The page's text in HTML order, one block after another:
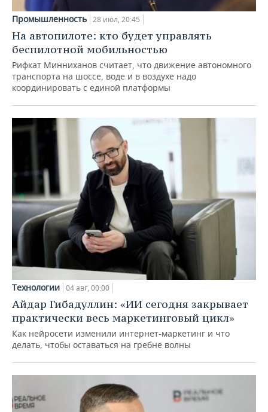
Промышленность 28 июл, 20:45
На автопилоте: кто будет управлять
беспилотной мобильностью
Рифкат Минниханов считает, что движение автономного
транспорта на шоссе, воде и в воздухе надо
координировать с единой платформы
Технологии 04 авг, 00:00
Айдар Гибадуллин: «ИИ сегодня закрывает
практически весь маркетинговый цикл»
Как нейросети изменили интернет-маркетинг и что
делать, чтобы оставаться на гребне волны